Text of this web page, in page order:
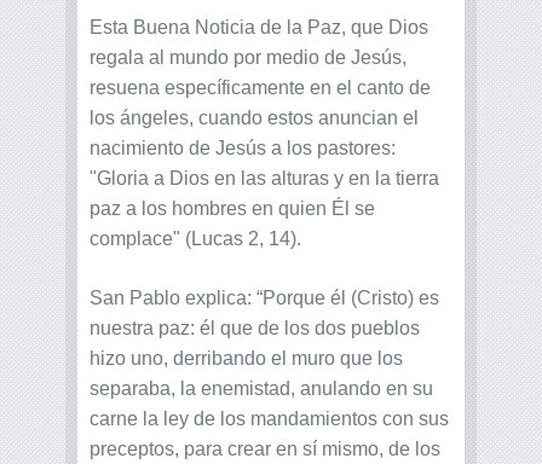
Esta Buena Noticia de la Paz, que Dios
regala al mundo por medio de Jesús,
resuena específicamente en el canto de
los ángeles, cuando estos anuncian el
nacimiento de Jesús a los pastores:
"Gloria a Dios en las alturas y en la tierra
paz a los hombres en quien Él se
complace" (Lucas 2, 14).
San Pablo explica: “Porque él (Cristo) es
nuestra paz: él que de los dos pueblos
hizo uno, derribando el muro que los
separaba, la enemistad, anulando en su
carne la ley de los mandamientos con sus
preceptos, para crear en sí mismo, de los